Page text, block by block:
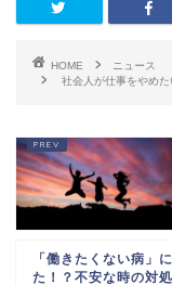
HOME
ニュース
社会人が仕事をやめ
「働きたくない病」
た！？不安な時の対